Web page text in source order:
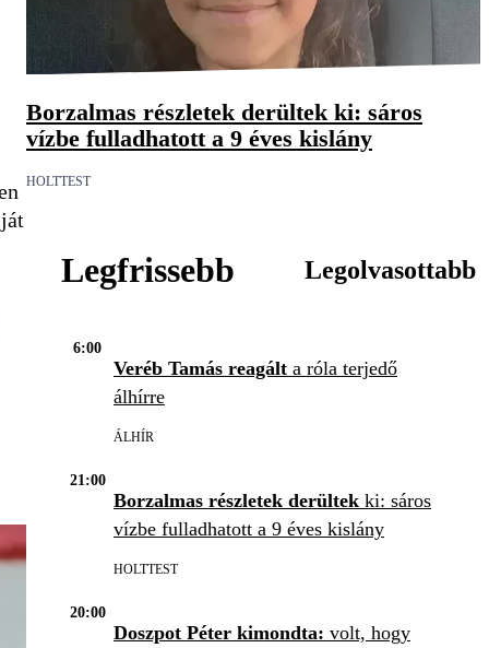
Borzalmas részletek derültek ki: sáros
vízbe fulladhatott a 9 éves kislány
HOLTTEST
Legfrissebb Legolvasottabb
6:00
Veréb Tamás reagált a róla terjedő
álhírre
ÁLHÍR
21:00
Borzalmas részletek derültek ki: sáros
vízbe fulladhatott a 9 éves kislány
HOLTTEST
20:00
Doszpot Péter kimondta: volt, hogy